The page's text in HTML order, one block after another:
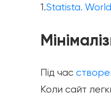
1.Statista.
Під час
Коли сайт